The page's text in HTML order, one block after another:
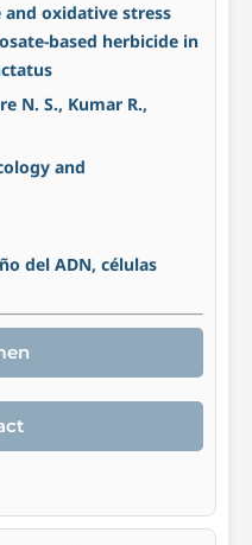
oxidative stress
based herbicide in
N. S., Kumar R.,
and
del ADN, células